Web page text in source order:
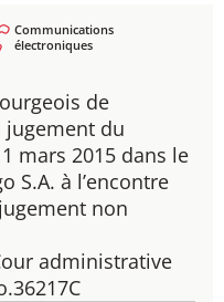
de
jugement du
mars 2015 dans le
S.A. à l’encontre
non
administrative
Communications
électroniques